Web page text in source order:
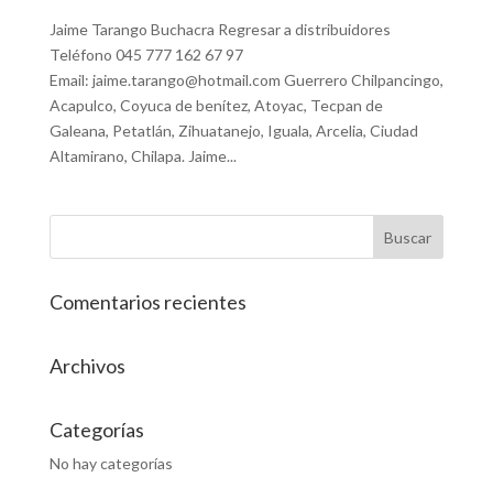
Jaime Tarango Buchacra Regresar a distribuidores
Teléfono 045 777 162 67 97
Email: jaime.tarango@hotmail.com Guerrero Chilpancingo,
Acapulco, Coyuca de benítez, Atoyac, Tecpan de
Galeana, Petatlán, Zihuatanejo, Iguala, Arcelia, Ciudad
Altamirano, Chilapa. Jaime...
Comentarios recientes
Archivos
Categorías
No hay categorías